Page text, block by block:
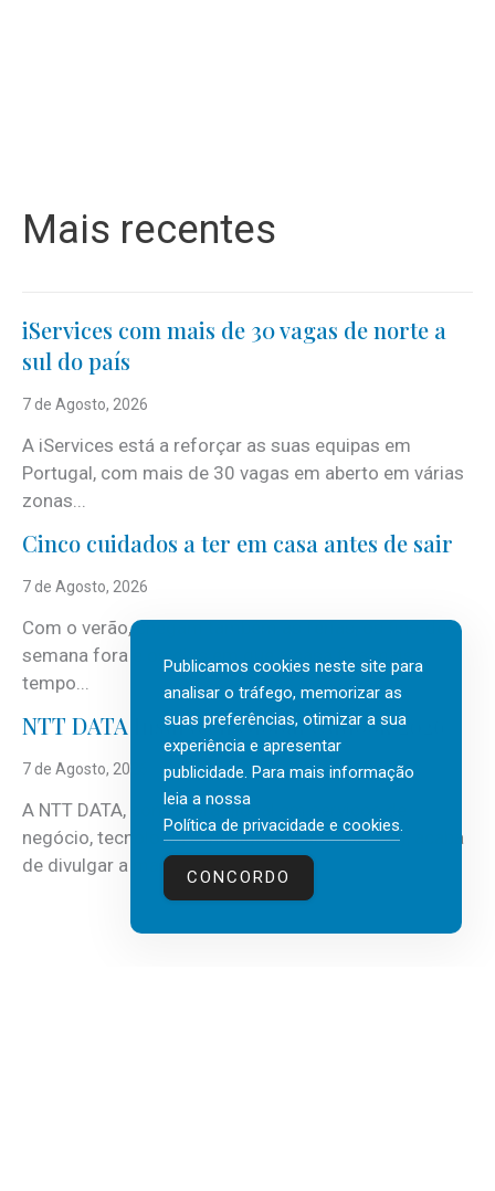
Mais recentes
iServices com mais de 30 vagas de norte a
sul do país
7 de Agosto, 2026
A iServices está a reforçar as suas equipas em
Portugal, com mais de 30 vagas em aberto em várias
zonas...
Cinco cuidados a ter em casa antes de sair
7 de Agosto, 2026
Com o verão, chegam também as férias, os fins-de-
semana fora e os dias em que a casa fica mais
tempo...
NTT DATA Insurtech Global Outlook 2026
7 de Agosto, 2026
A NTT DATA, consultora global em serviços de
negócio, tecnologia e inteligência artificial (IA), acaba
de divulgar a mais recente...
Publicamos cookies neste site para
analisar o tráfego, memorizar as
suas preferências, otimizar a sua
experiência e apresentar
publicidade. Para mais informação
leia a nossa
Política de privacidade e cookies.
CONCORDO